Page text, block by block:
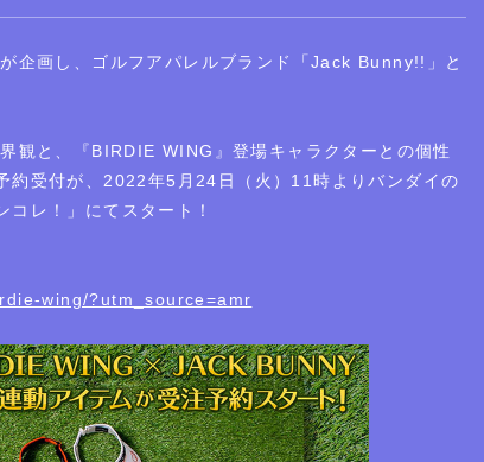
企画し、ゴルフアパレルブランド「Jack Bunny!!」と
観と、『BIRDIE WING』登場キャラクターとの個性
約受付が、2022年5月24日（火）11時よりバンダイの
レ！」にてスタート！
wing/?utm_source=amr